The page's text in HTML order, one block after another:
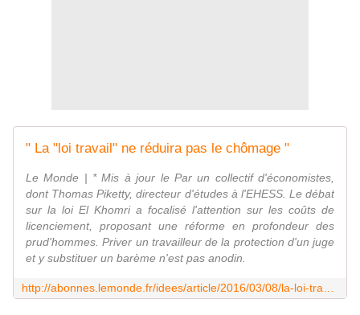
" La "loi travail" ne réduira pas le chômage "
Le Monde | * Mis à jour le Par un collectif d'économistes,
dont Thomas Piketty, directeur d'études à l'EHESS. Le débat
sur la loi El Khomri a focalisé l'attention sur les coûts de
licenciement, proposant une réforme en profondeur des
prud'hommes. Priver un travailleur de la protection d'un juge
et y substituer un barème n'est pas anodin.